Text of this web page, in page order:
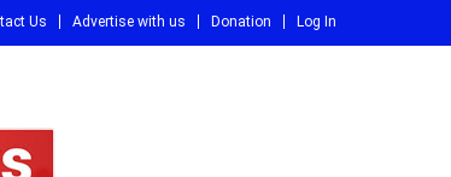
Us Advertise with us Donation Log In